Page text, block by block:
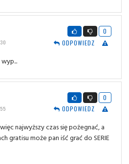
0
ODPOWIEDZ
0
ODPOWIEDZ
najwyższy czas się pożegnać, a
gratisu może pan iść grać do SERIE